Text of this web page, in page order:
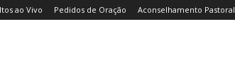
ao Vivo Pedidos de Oração Aconselhamento Pastoral